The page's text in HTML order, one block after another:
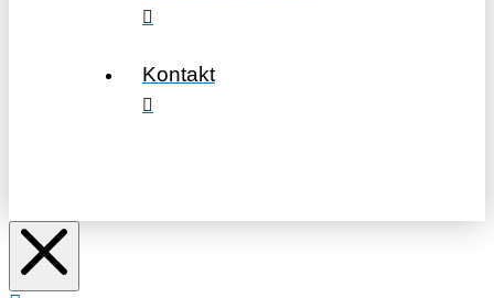
Kontakt